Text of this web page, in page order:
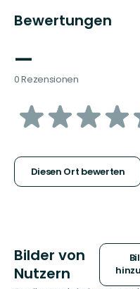
Bewertungen
—
0 Rezensionen
von
Sternen
Diesen Ort bewerten
Bilder von
Nutzern